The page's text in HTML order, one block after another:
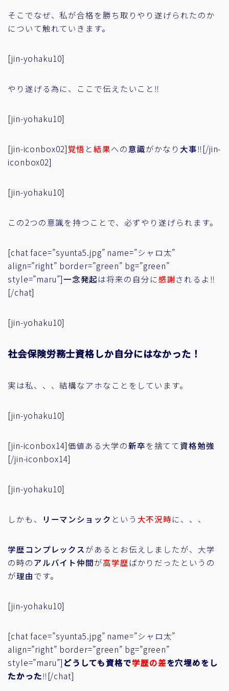
そこでなぜ、私が合格を勝ち取りやり遂げられたのか
について触れていきます。
[jin-yohaku10]
やり遂げる為に、ここで伝えたいこと ‼
[jin-yohaku10]
[jin-iconbox02]覚悟 と結果への意識がかなり 大事‼[/jin-
iconbox02]
[jin-yohaku10]
この2つの意識を持つことで、必ずやり遂げられます。
[chat face=”syunta5.jpg” name=”シャロ太”
align=”right” border=”green” bg=”green”
style=”maru”]一念発起は将来の自分に感謝されるよ‼
[/chat]
[jin-yohaku10]
社会保険労務士資格しか自分にはなかった！
実は私、、、結構なアホなことをしています。
[jin-yohaku10]
[jin-iconbox14]価値ある大学の新卒を捨てて資格勉強
[/jin-iconbox14]
[jin-yohaku10]
しかも、 リーマンショック という 大不況時に、、、
学歴コンプレックスがあるとお伝えしましたが、大学
の時のアルバイト仲間が高学歴ばかりだったというの
が理由です。
[jin-yohaku10]
[chat face=”syunta5.jpg” name=”シャロ太”
align=”right” border=”green” bg=”green”
style=”maru”] どうしても資格で学歴の差を穴埋めをし
たかった‼[/chat]